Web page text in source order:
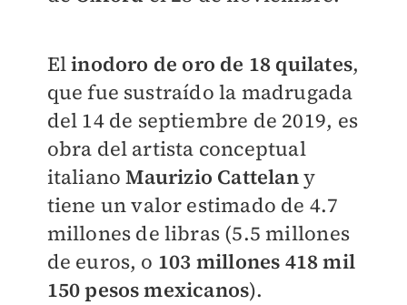
Elinodoro de oro de 18 quilates,
que fue sustraído la madrugada
del 14 de septiembre de 2019, es
obra del artista conceptual
italianoMaurizio Cattelany
tiene un valor estimado de 4.7
millones de libras (5.5 millones
de euros, o 103 millones 418 mil
150 pesos mexicanos).